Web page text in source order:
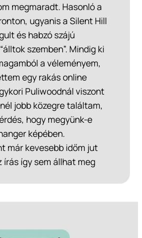
megmaradt. Hasonló a
ugyanis a Silent Hill
és habzó szájú
szemben”. Mindig ki
a véleményem,
egy rakás online
Puliwoodnál viszont
jobb közegre találtam,
hogy megyünk-e
képében.
már kevesebb időm jut
írás így sem állhat meg